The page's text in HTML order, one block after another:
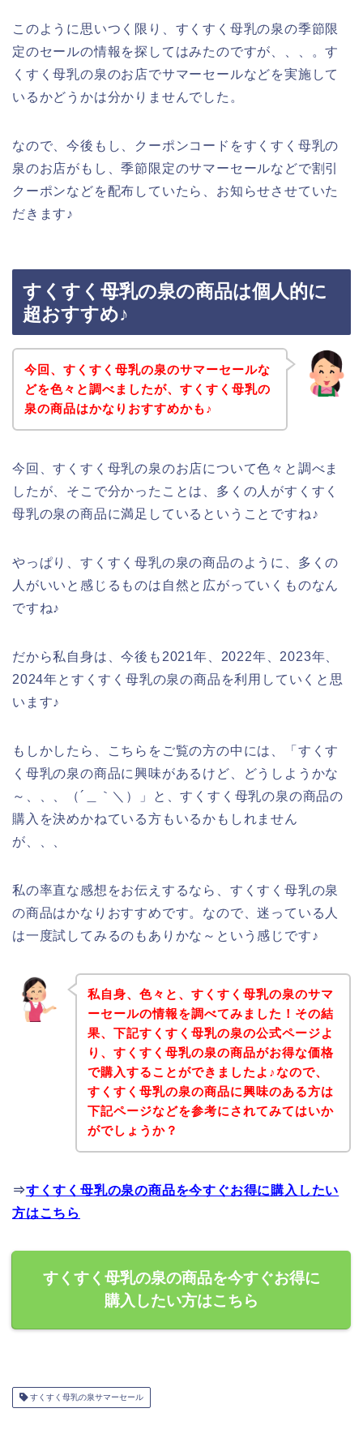
このように思いつく限り、すくすく母乳の泉の季節限
定のセールの情報を探してはみたのですが、、、。す
くすく母乳の泉のお店でサマーセールなどを実施して
いるかどうかは分かりませんでした。
なので、今後もし、クーポンコードをすくすく母乳の
泉のお店がもし、季節限定のサマーセールなどで割引
クーポンなどを配布していたら、お知らせさせていた
だきます♪
すくすく母乳の泉の商品は個人的に
超おすすめ♪
今回、すくすく母乳の泉のサマーセールな
どを色々と調べましたが、すくすく母乳の
泉の商品はかなりおすすめかも♪
今回、すくすく母乳の泉のお店について色々と調べま
したが、そこで分かったことは、多くの人がすくすく
母乳の泉の商品に満足しているということですね♪
やっぱり、すくすく母乳の泉の商品のように、多くの
人がいいと感じるものは自然と広がっていくものなん
ですね♪
だから私自身は、今後も2021年、2022年、2023年、
2024年とすくすく母乳の泉の商品を利用していくと思
います♪
もしかしたら、こちらをご覧の方の中には、「すくす
く母乳の泉の商品に興味があるけど、どうしようかな
～、、、（´＿｀＼）」と、すくすく母乳の泉の商品の
購入を決めかねている方もいるかもしれません
が、、、
私の率直な感想をお伝えするなら、すくすく母乳の泉
の商品はかなりおすすめです。なので、迷っている人
は一度試してみるのもありかな～という感じです♪
私自身、色々と、すくすく母乳の泉のサマ
ーセールの情報を調べてみました！その結
果、下記すくすく母乳の泉の公式ページよ
り、すくすく母乳の泉の商品がお得な価格
で購入することができましたよ♪なので、
すくすく母乳の泉の商品に興味のある方は
下記ページなどを参考にされてみてはいか
がでしょうか？
⇒すくすく母乳の泉の商品を今すぐお得に購入したい
方はこちら
すくすく母乳の泉の商品を今すぐお得に
購入したい方はこちら
すくすく母乳の泉サマーセール